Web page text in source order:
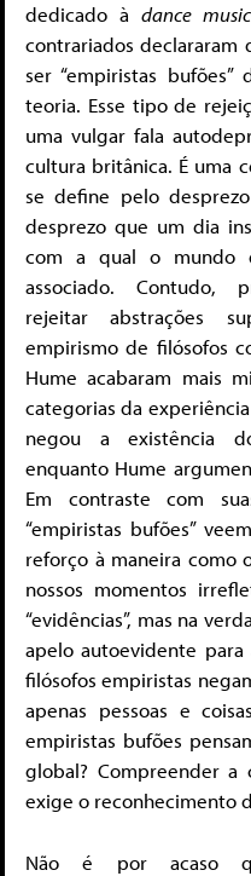
dedicado à dance music
contrariados declararam
ser “empiristas
teoria. Esse tipo de
uma vulgar fala
cultura britânica. É uma
se define pelo
desprezo que um dia
com a qual o mundo
associado. Contudo,
rejeitar abstrações
empirismo de filósofos
Hume acabaram mais
categorias da
negou a existência
enquanto Hume
Em contraste com
“empiristas bufões”
reforço à maneira como
nossos momentos
“evidências”, mas na
apelo autoevidente para
filósofos empiristas
apenas pessoas e
empiristas bufões
global? Compreender a
exige o reconhecimento
Não é por acaso